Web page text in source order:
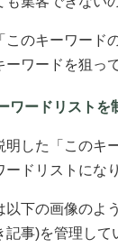
このキーワー
ーワードを狙っ
ワードリストを
明した「このキ
ードリストにな
以下の画像のよ
記事)を管理して